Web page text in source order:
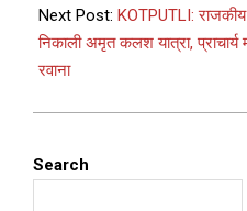
Next Post: KOTPUTLI: राजकीय
निकाली अमृत कलश यात्रा, प्राचार्य
रवाना
Search